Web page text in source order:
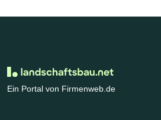
Ein Portal von Firmenweb.de